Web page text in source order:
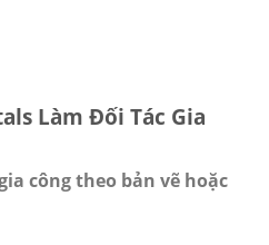
Làm Đối Tác Gia
công theo bản vẽ hoặc